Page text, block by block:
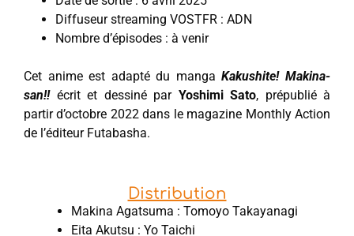
Diffuseur streaming VOSTFR : ADN
Nombre d’épisodes : à venir
Cet anime est adapté du mangaKakushite! Makina-
san!!écrit et dessiné par Yoshimi Sato, prépublié à
partir d’octobre 2022 dans le magazine Monthly Action
de l’éditeur Futabasha.
Distribution
Makina Agatsuma : Tomoyo Takayanagi
Eita Akutsu : Yo Taichi